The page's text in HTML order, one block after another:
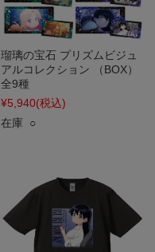
瑠璃の宝石 プリズムビジュ
アルコレクション （BOX）
全9種
¥5,940(税込)
在庫 ○